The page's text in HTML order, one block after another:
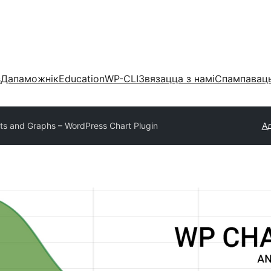
ДапаможнікEducationWP-CLIЗвязацца з намі
and Graphs – WordPress Chart Plugin